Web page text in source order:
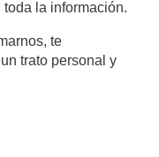
la información.
te
trato personal y